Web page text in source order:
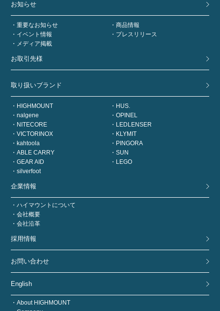
お知らせ
重要なお知らせ
商品情報
イベント情報
プレスリリース
メディア掲載
お取引先様
取り扱いブランド
HIGHMOUNT
HUS.
nalgene
OPINEL
NITECORE
LEDLENSER
VICTORINOX
KLYMIT
kahtoola
PINGORA
ABLE CARRY
SUN
GEAR AID
LEGO
silverfoot
企業情報
ハイマウントについて
会社概要
会社沿革
採用情報
お問い合わせ
English
About HIGHMOUNT